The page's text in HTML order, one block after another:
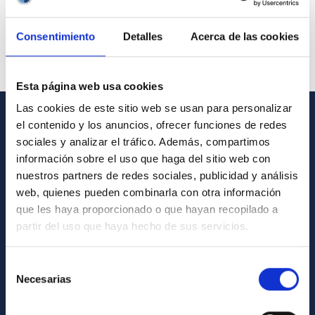
Consentimiento Detalles Acerca de las cookies
Esta página web usa cookies
Las cookies de este sitio web se usan para personalizar
el contenido y los anuncios, ofrecer funciones de redes
sociales y analizar el tráfico. Además, compartimos
información sobre el uso que haga del sitio web con
nuestros partners de redes sociales, publicidad y análisis
web, quienes pueden combinarla con otra información
que les haya proporcionado o que hayan recopilado a
partir del uso que haya hecho de sus servicios.
Necesarias
GENERAL INFORMATION
Contact
How to get to the IAC
List of personnel
Library